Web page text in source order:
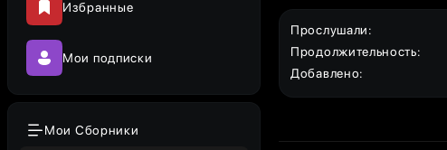
Избранные
Мои подписки
Мои Сборники
Прослушали:
Продолжительность:
Добавлено: